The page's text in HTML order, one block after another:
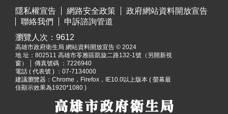
隱私權宣告
網路安全政策
政府網站資料開放宣告
聯絡我們
申訴諮詢管道
瀏覽人次： 9612
高雄市政府衛生局 網站資料開放宣告 © 2024
地 址： 802511 高雄市苓雅區凱旋二路132-1號（另開新視
窗）
│ 傳真號碼 ：7226940
電話 ( 代表號 ) ：07-7134000
建議瀏覽器：Chrome，Firefox，IE10.0以上版本 ( 螢幕最
佳顯示效果為1920*1080 )